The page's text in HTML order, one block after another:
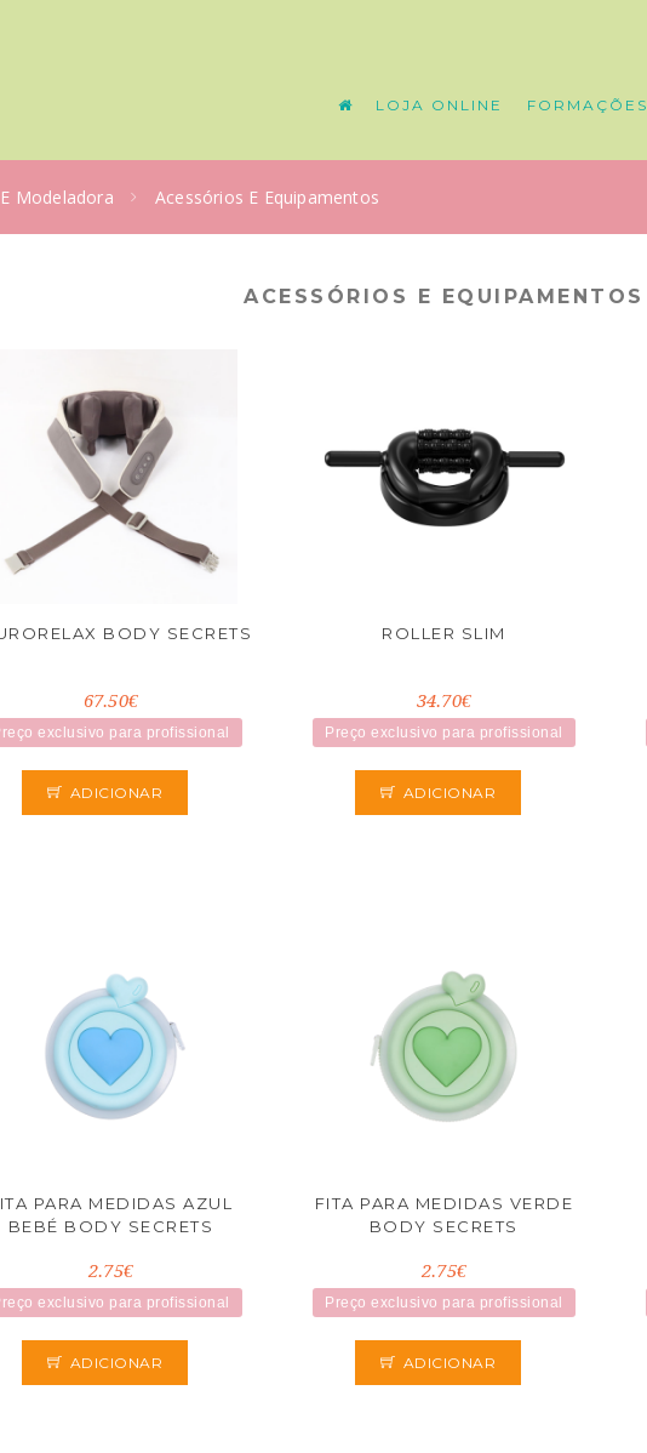
LOJA ONLINE FORMAÇÕES
Modeladora Acessórios E Equipamentos
ACESSÓRIOS E EQUIPAMENTOS
BODY SECRETS
67.50€
exclusivo para profissional
ADICIONAR
ROLLER SLIM
34.70€
Preço exclusivo para profissional
ADICIONAR
PARA MEDIDAS AZUL
BEBÉ BODY SECRETS
2.75€
exclusivo para profissional
ADICIONAR
FITA PARA MEDIDAS VERDE
BODY SECRETS
2.75€
Preço exclusivo para profissional
ADICIONAR